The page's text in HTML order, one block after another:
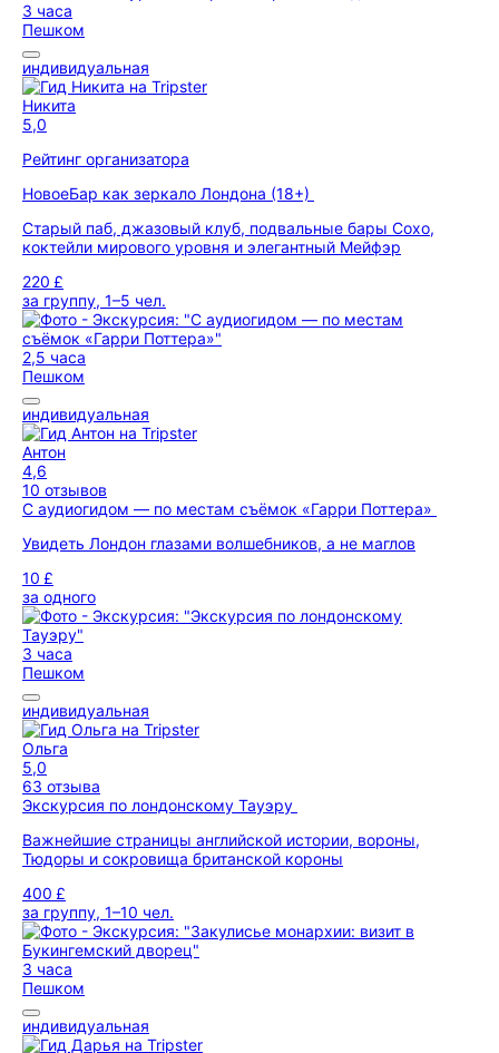
3 часа
Пешком
индивидуальная
Никита
5,0
Рейтинг организатора
НовоеБар как зеркало Лондона (18+)
Старый паб, джазовый клуб, подвальные бары Сохо,
коктейли мирового уровня и элегантный Мейфэр
220 £
за группу, 1–5 чел.
2,5 часа
Пешком
индивидуальная
Антон
4,6
10 отзывов
С аудиогидом — по местам съёмок «Гарри Поттера»
Увидеть Лондон глазами волшебников, а не маглов
10 £
за одного
3 часа
Пешком
индивидуальная
Ольга
5,0
63 отзыва
Экскурсия по лондонскому Тауэру
Важнейшие страницы английской истории, вороны,
Тюдоры и сокровища британской короны
400 £
за группу, 1–10 чел.
3 часа
Пешком
индивидуальная